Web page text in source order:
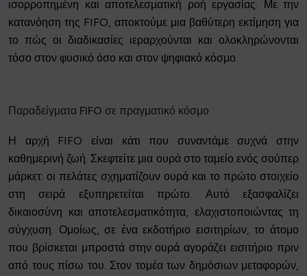
ισορροπημένη και αποτελεσματική ροή εργασίας. Με την
κατανόηση της FIFO, αποκτούμε μια βαθύτερη εκτίμηση για
το πώς οι διαδικασίες ιεραρχούνται και ολοκληρώνονται
τόσο στον φυσικό όσο και στον ψηφιακό κόσμο.
Παραδείγματα FIFO σε πραγματικό κόσμο
Η αρχή FIFO είναι κάτι που συναντάμε συχνά στην
καθημερινή ζωή. Σκεφτείτε μια ουρά στο ταμείο ενός σούπερ
μάρκετ: οι πελάτες σχηματίζουν ουρά και το πρώτο στοιχείο
στη σειρά εξυπηρετείται πρώτο. Αυτό εξασφαλίζει
δικαιοσύνη και αποτελεσματικότητα, ελαχιστοποιώντας τη
σύγχυση. Ομοίως, σε ένα εκδοτήριο εισιτηρίων, το άτομο
που βρίσκεται μπροστά στην ουρά αγοράζει εισιτήριο πριν
από τους πίσω του. Στον τομέα των δημόσιων μεταφορών,